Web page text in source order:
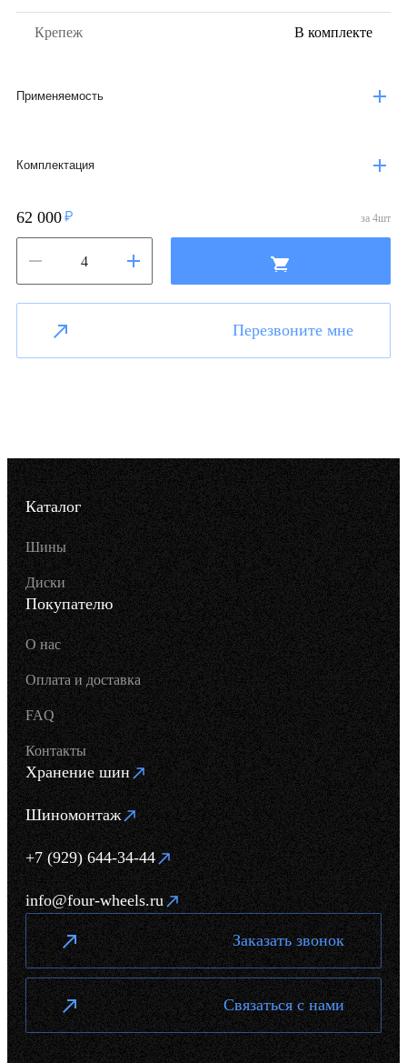
Крепеж В комплекте
Применяемость
Комплектация
62 000 за 4шт
Перезвоните мне
Каталог
Шины
Диски
Покупателю
О нас
Оплата и доставка
FAQ
Контакты
Хранение шин
Шиномонтаж
+7 (929) 644-34-44
info@four-wheels.ru
Заказать звонок
Связаться с нами